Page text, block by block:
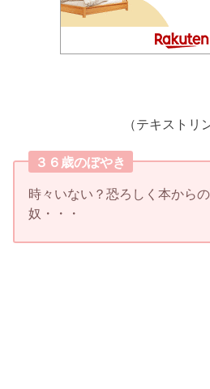
（テキストリ
３６歳のぼやき
時々いない？恐ろしく本から
奴・・・